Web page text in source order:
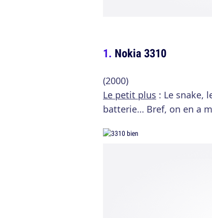
Nokia 3310
(2000)
Le petit plus : Le snake,
batterie… Bref, on en a